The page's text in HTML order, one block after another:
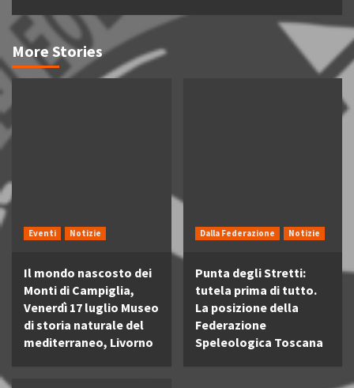
More Stories
Eventi Notizie
Il mondo nascosto dei
Monti di Campiglia,
Venerdì 17 luglio Museo
di storia naturale del
mediterraneo, Livorno
Dalla Federazione Notizie
Punta degli Stretti:
tutela prima di tutto.
La posizione della
Federazione
Speleologica Toscana